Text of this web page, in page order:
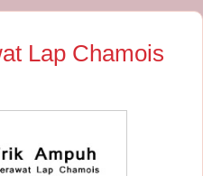
Lap Chamois